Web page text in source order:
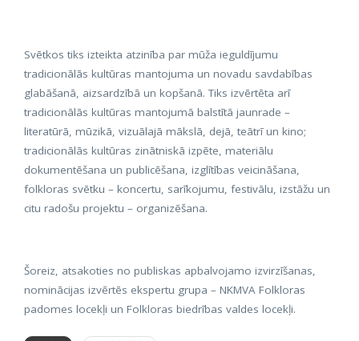
Svētkos tiks izteikta atzinība par mūža ieguldījumu
tradicionālās kultūras mantojuma un novadu savdabības
glabāšanā, aizsardzībā un kopšanā. Tiks izvērtēta arī
tradicionālās kultūras mantojumā balstītā jaunrade –
literatūrā, mūzikā, vizuālajā mākslā, dejā, teātrī un kino;
tradicionālās kultūras zinātniskā izpēte, materiālu
dokumentēšana un publicēšana, izglītības veicināšana,
folkloras svētku – koncertu, sarīkojumu, festivālu, izstāžu un
citu radošu projektu – organizēšana.
Šoreiz, atsakoties no publiskas apbalvojamo izvirzīšanas,
nominācijas izvērtēs ekspertu grupa – NKMVA Folkloras
padomes locekļi un Folkloras biedrības valdes locekļi.